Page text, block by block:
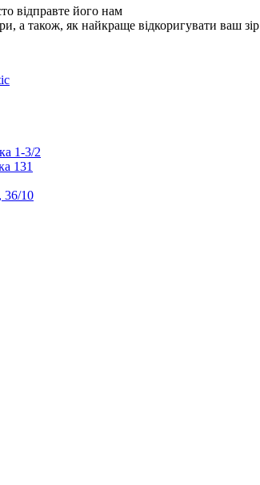
відправте його нам
а також, як найкраще відкоригувати ваш зір
1-3/2
131
36/10